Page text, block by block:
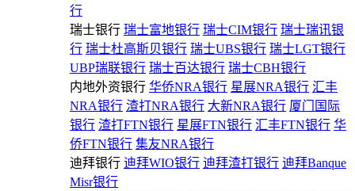
行
瑞士银行 瑞士富地银行 瑞士CIM银行 瑞士瑞讯银
行 瑞士杜高斯贝银行 瑞士UBS银行 瑞士LGT银行
UBP瑞联银行 瑞士百达银行 瑞士CBH银行
内地外资银行 华侨NRA银行 星展NRA银行 汇丰
NRA银行 渣打NRA银行 大新NRA银行 厦门国际
银行 渣打FTN银行 星展FTN银行 汇丰FTN银行 华
侨FTN银行 集友NRA银行
迪拜银行 迪拜WIO银行 迪拜渣打银行 迪拜Banque
Misr银行